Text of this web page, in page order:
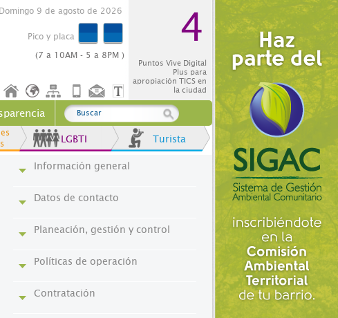
Domingo 9 de agosto de 2026
Pico y placa
(7 a 10AM - 5 a 8PM )
4
Puntos Vive Digital
Plus para
apropiación TICS en
la ciudad
LGBTI Turista
Información general
Datos de contacto
Planeación, gestión y control
Políticas de operación
Contratación